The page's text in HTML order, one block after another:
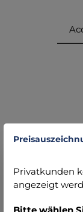
Privatkunden
angezeigt
Bitte wählen